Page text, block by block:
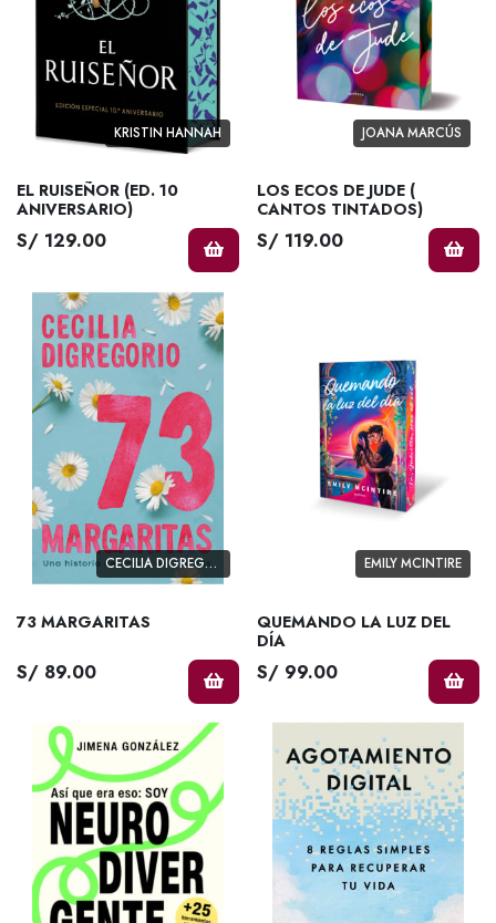
KRISTIN HANNAH
EL RUISEÑOR (ED. 10
ANIVERSARIO)
S/ 129.00
JOANA MARCÚS
LOS ECOS DE JUDE (
CANTOS TINTADOS)
S/ 119.00
CECILIA DIGREGORIO
73 MARGARITAS
S/ 89.00
EMILY MCINTIRE
QUEMANDO LA LUZ DEL
DÍA
S/ 99.00